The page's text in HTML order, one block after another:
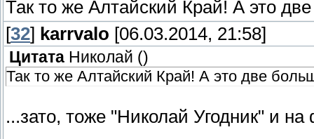
Так то же Алтайский Край! А это
[32] karrvalo [06.03.2014, 21:58]
Цитата Николай ()
Так то же Алтайский Край! А это две
...зато, тоже "Николай Угодник" и